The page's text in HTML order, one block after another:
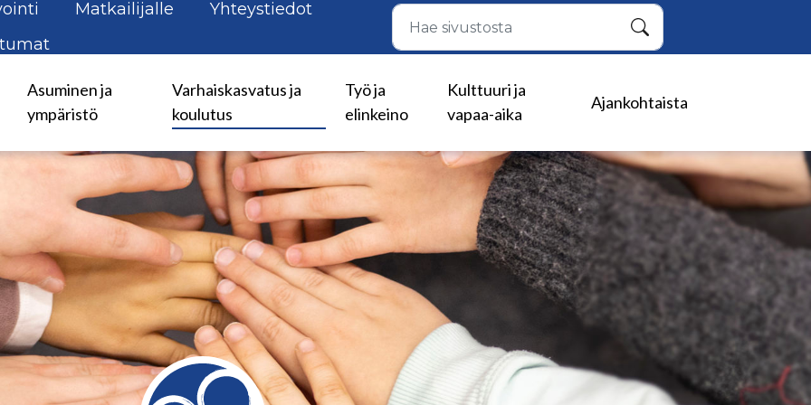
Matkailijalle
Yhteystiedot
Hae
Asuminen ja
ympäristö
Varhaiskasvatus ja
koulutus
Työ ja
elinkeino
Kulttuuri ja
vapaa-aika
Ajankohtaista